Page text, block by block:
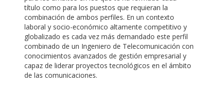
título como para los puestos que requieran la
combinación de ambos perfiles. En un contexto
laboral y socio-económico altamente competitivo y
globalizado es cada vez más demandado este perfil
combinado de un Ingeniero de Telecomunicación con
conocimientos avanzados de gestión empresarial y
capaz de liderar proyectos tecnológicos en el ámbito
de las comunicaciones.